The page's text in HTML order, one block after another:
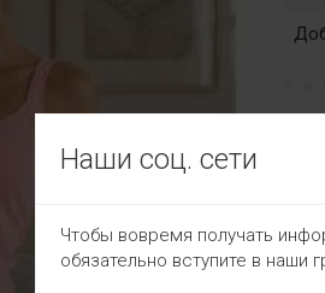
Наши соц. сети
Чтобы вовремя получать
обязательно вступите в наши